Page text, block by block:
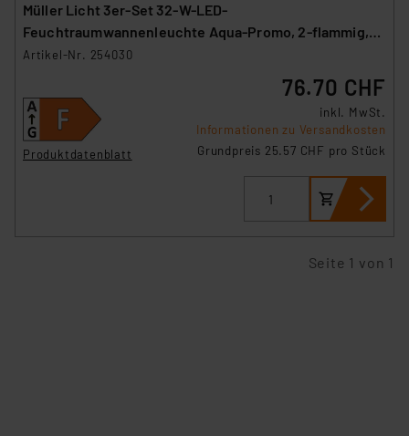
Müller Licht 3er-Set 32-W-LED-
Feuchtraumwannenleuchte Aqua-Promo, 2-flammig,
3360 lm, 4000 K, 120 cm
Artikel-Nr. 254030
Produktdatenblatt
76.70 CHF
inkl. MwSt.
Informationen zu Versandkosten
Grundpreis 25.57 CHF pro Stück
Seite 1 von 1